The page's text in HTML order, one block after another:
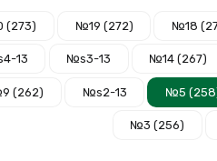
(273) №19 (272) №18
13 №s3-13 №14 (267)
(262) №s2-13 №5
№3 (256)